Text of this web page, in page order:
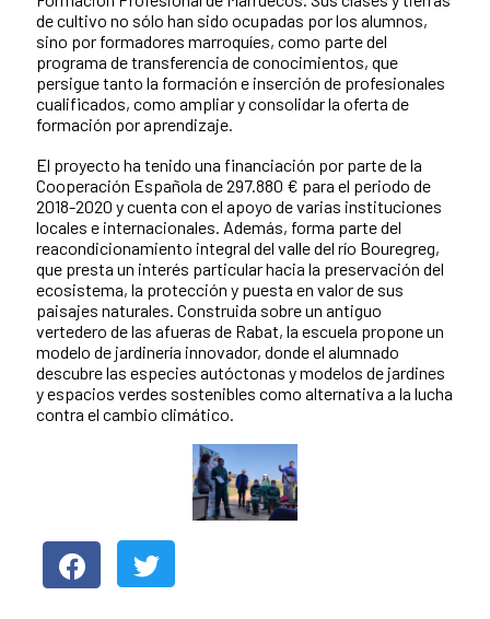
de cultivo no sólo han sido ocupadas por los alumnos,
sino por formadores marroquíes, como parte del
programa de transferencia de conocimientos, que
persigue tanto la formación e inserción de profesionales
cualificados, como ampliar y consolidar la oferta de
formación por aprendizaje.
El proyecto ha tenido una financiación por parte de la
Cooperación Española de 297.880 € para el periodo de
2018-2020 y cuenta con el apoyo de varias instituciones
locales e internacionales. Además, forma parte del
reacondicionamiento integral del valle del río Bouregreg,
que presta un interés particular hacia la preservación del
ecosistema, la protección y puesta en valor de sus
paisajes naturales. Construida sobre un antiguo
vertedero de las afueras de Rabat, la escuela propone un
modelo de jardinería innovador, donde el alumnado
descubre las especies autóctonas y modelos de jardines
y espacios verdes sostenibles como alternativa a la lucha
contra el cambio climático.